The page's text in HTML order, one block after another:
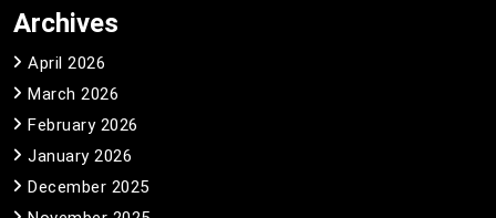
Archives
April 2026
March 2026
February 2026
January 2026
December 2025